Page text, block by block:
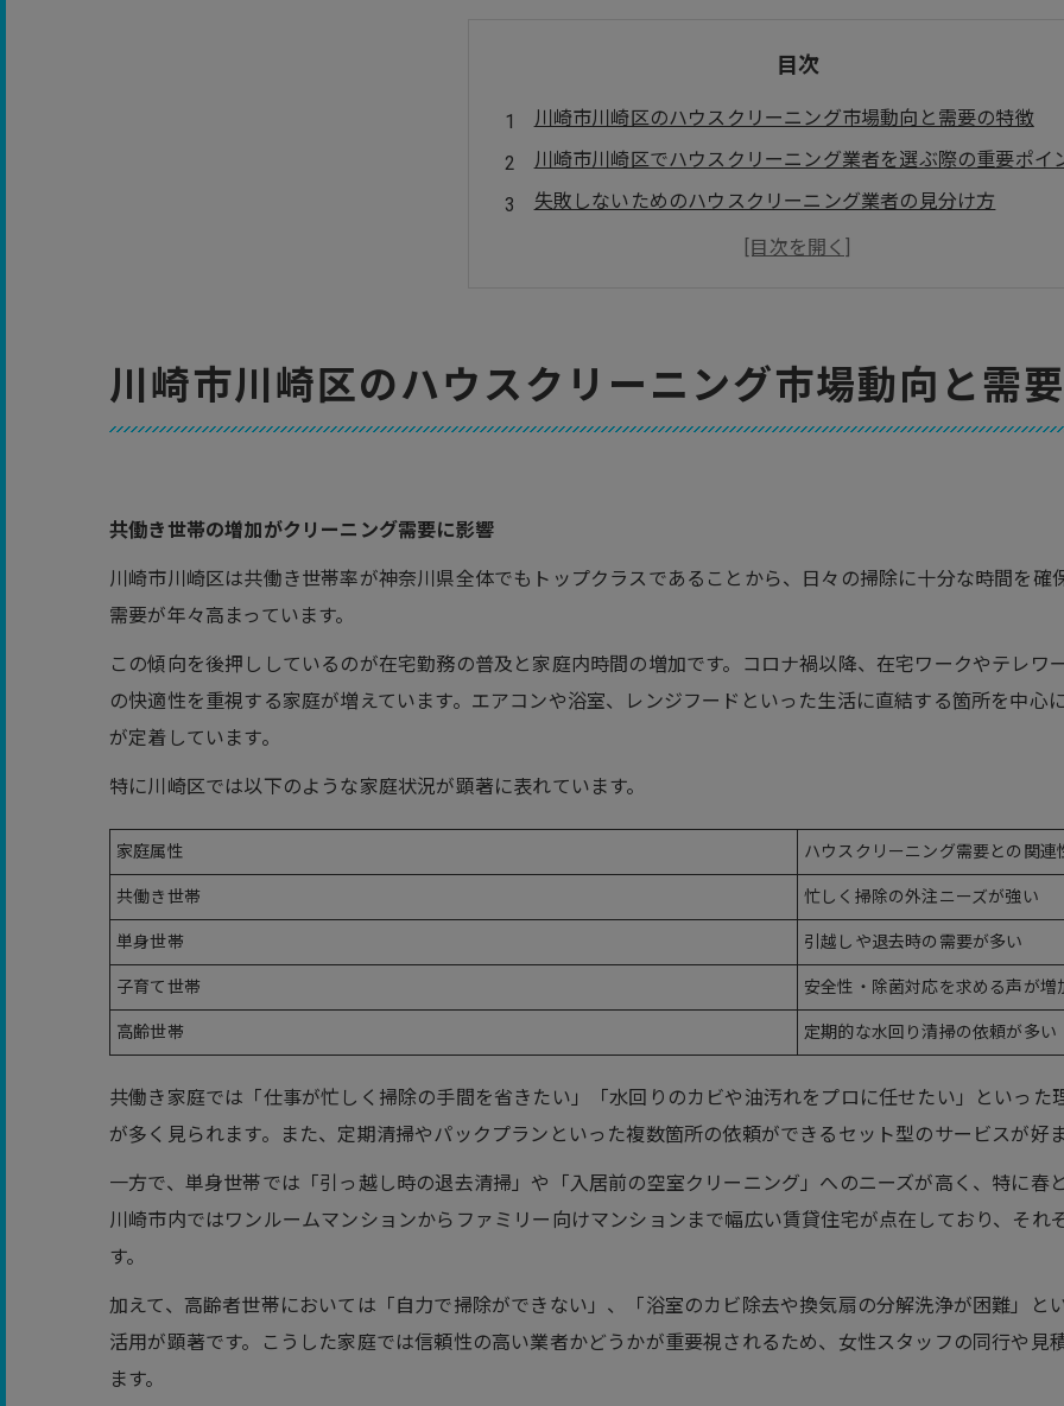
目次
川崎市川崎区のハウスクリーニング市場動向と需要の特徴
川崎市川崎区でハウスクリーニング業者を選ぶ際の重要ポイ
失敗しないためのハウスクリーニング業者の見分け方
川崎市川崎区について
川崎市川崎区で「ホームアシスト」が選ばれる理由
対応地域
川崎市川崎区のハウスクリーニング市場動向と需
共働き世帯の増加がクリーニング需要に影響
川崎市川崎区は共働き世帯率が神奈川県全体でもトップクラスであることから、日々の掃除に十分な時間を
需要が年々高まっています。
この傾向を後押ししているのが在宅勤務の普及と家庭内時間の増加です。コロナ禍以降、在宅ワークやテレ
の快適性を重視する家庭が増えています。エアコンや浴室、レンジフードといった生活に直結する箇所を中心
が定着しています。
特に川崎区では以下のような家庭状況が顕著に表れています。
家庭属性 ハウスクリーニング需要との関連
共働き世帯 忙しく掃除の外注ニーズが強い
単身世帯 引越しや退去時の需要が多い
子育て世帯 安全性・除菌対応を求める声が増
高齢世帯 定期的な水回り清掃の依頼が多い
共働き家庭では「仕事が忙しく掃除の手間を省きたい」「水回りのカビや油汚れをプロに任せたい」といっ
が多く見られます。また、定期清掃やパックプランといった複数箇所の依頼ができるセット型のサービスが好
一方で、単身世帯では「引っ越し時の退去清掃」や「入居前の空室クリーニング」へのニーズが高く、特に春
川崎市内ではワンルームマンションからファミリー向けマンションまで幅広い賃貸住宅が点在しており、それ
す。
加えて、高齢者世帯においては「自力で掃除ができない」、「浴室のカビ除去や換気扇の分解洗浄が困難」と
活用が顕著です。こうした家庭では信頼性の高い業者かどうかが重要視されるため、女性スタッフの同行や見
ます。